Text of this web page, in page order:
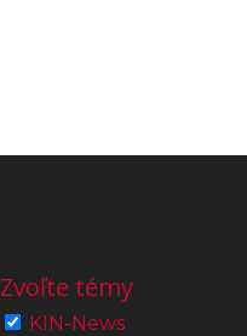
Zvoľte témy
KIN-News